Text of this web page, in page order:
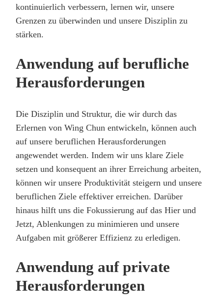
kontinuierlich verbessern, lernen wir, unsere
Grenzen zu überwinden und unsere Disziplin zu
stärken.
Anwendung auf berufliche
Herausforderungen
Die Disziplin und Struktur, die wir durch das
Erlernen von Wing Chun entwickeln, können auch
auf unsere beruflichen Herausforderungen
angewendet werden. Indem wir uns klare Ziele
setzen und konsequent an ihrer Erreichung arbeiten,
können wir unsere Produktivität steigern und unsere
beruflichen Ziele effektiver erreichen. Darüber
hinaus hilft uns die Fokussierung auf das Hier und
Jetzt, Ablenkungen zu minimieren und unsere
Aufgaben mit größerer Effizienz zu erledigen.
Anwendung auf private
Herausforderungen